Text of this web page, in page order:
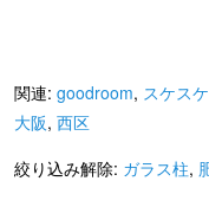
関連: goodroom, スケス
大阪, 西区
絞り込み解除: ガラス柱,